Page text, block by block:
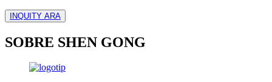
INQUITY ARA
SOBRE SHEN GONG